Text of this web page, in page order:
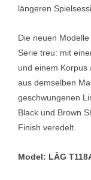
längeren
Die neuen
Serie treu: mit
und einem Korpus
aus demselben
geschwungenen
Black und Brown
Finish veredelt.
Model: LÂG